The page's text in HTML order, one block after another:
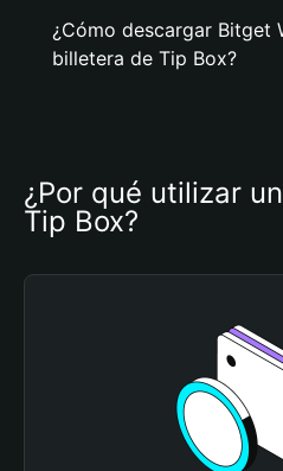
¿Cómo descargar Bitget
billetera de Tip Box?
¿Por qué utilizar
Tip Box?